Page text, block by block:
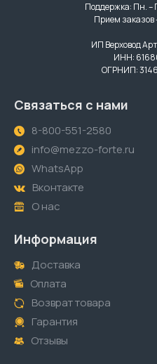
Поддержка: Пн. –
Прием заказов
ИП Верховод
ИНН:
ОГРНИП:
Связаться с нами
8-800-551-2580
info@mezzo-forte.ru
WhatsApp
Вконтакте
О нас
Информация
Доставка
Оплата
Возврат товара
Гарантия
Отзывы